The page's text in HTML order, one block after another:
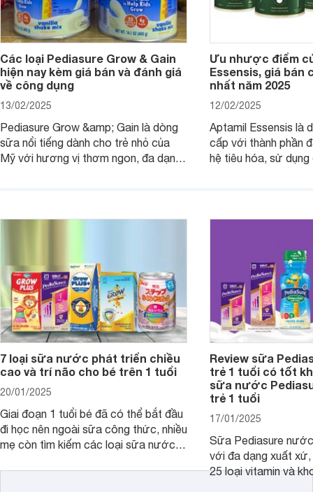
Các loại Pediasure Grow & Gain
hiện nay kèm giá bán và đánh giá
về công dụng
13/02/2025
Pediasure Grow &amp; Gain là dòng
sữa nổi tiếng dành cho trẻ nhỏ của
Mỹ với hương vị thơm ngon, đa dạng
Pediasure Grow &amp; Gain hiện nay
Ưu nhược điểm
Essensis, giá bán
nhất năm 2025
12/02/2025
Aptamil Essensis là
cấp với thành phần
hệ tiêu hóa, sử
cùng Websosanh.vn
7 loại sữa nước phát triển chiều
cao và trí não cho bé trên 1 tuổi
20/01/2025
Giai đoạn 1 tuổi bé đã có thể bắt đầu
đi học nên ngoài sữa công thức, nhiều
mẹ còn tìm kiếm các loại sữa nước
trẻ. Dưới đây là 7 loại sữa nước phát
Review sữa
trẻ 1 tuổi có tốt
sữa nước
trẻ 1 tuổi
17/01/2025
Sữa Pediasure
với đa dạng xuất
25 loại vitamin và